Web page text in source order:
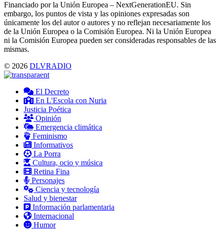
Financiado por la Unión Europea – NextGenerationEU. Sin
embargo, los puntos de vista y las opiniones expresadas son
únicamente los del autor o autores y no reflejan necesariamente los
de la Unión Europea o la Comisión Europea. Ni la Unión Europea
ni la Comisión Europea pueden ser consideradas responsables de las
mismas.
© 2026 DLVRADIO
El Decreto
En L'Escola con Nuria
Justicia Poética
Opinión
Emergencia climática
Feminismo
Informativos
La Porra
Cultura, ocio y música
Retina Fina
Personajes
Ciencia y tecnología
Salud y bienestar
Información parlamentaria
Internacional
Humor